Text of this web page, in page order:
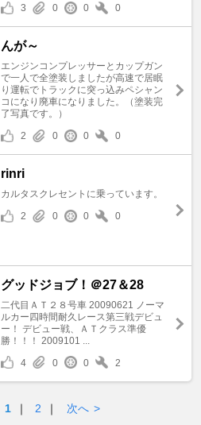
3 0 0 0
んが～
エンジンコンプレッサーとカップガン
で一人で全塗装しましたが高速で居眠
り運転でトラックに突っ込みペシャン
コになり廃車になりました。（塗装完
了写真です。）
2
0 0 0
rinri
カルタスクレセントに乗っています。
2
0 0 0
グッドジョブ！＠27＆28
二代目ＡＴ２８号車 20090621 ノーマ
ルカー四時間耐久レース第三戦デビュ
ー！ デビュー戦、ＡＴクラス準優
勝！！！ 2009101 ...
4
0 0 2
1 ｜ 2 ｜ 次へ >